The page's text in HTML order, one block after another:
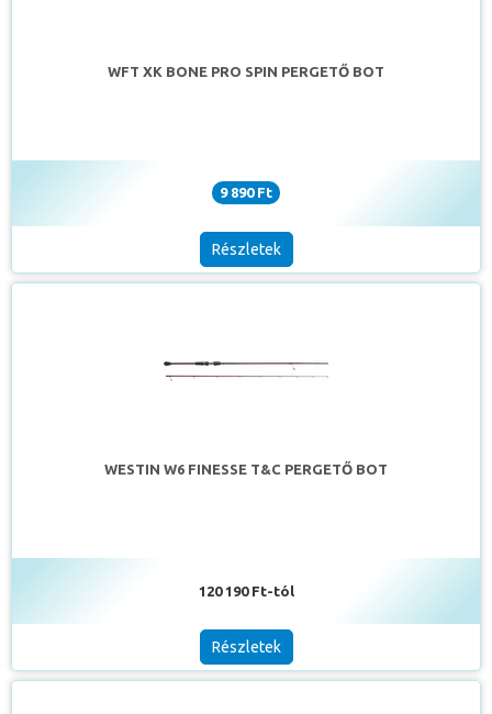
WFT XK BONE PRO SPIN PERGETŐ BOT
9 890 Ft
Részletek
WESTIN W6 FINESSE T&C PERGETŐ BOT
120 190 Ft-tól
Részletek